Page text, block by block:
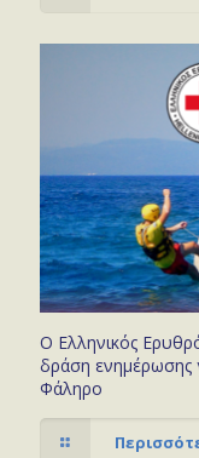
Ο Ελληνικός
δράση ενημέρωσης
Φάληρο